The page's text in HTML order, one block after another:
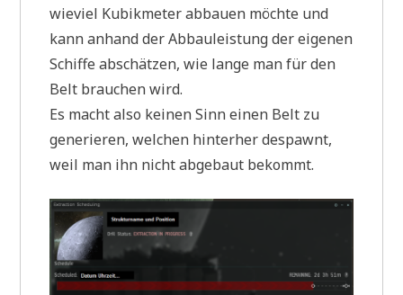
wieviel Kubikmeter abbauen möchte und
kann anhand der Abbauleistung der eigenen
Schiffe abschätzen, wie lange man für den
Belt brauchen wird.
Es macht also keinen Sinn einen Belt zu
generieren, welchen hinterher despawnt,
weil man ihn nicht abgebaut bekommt.